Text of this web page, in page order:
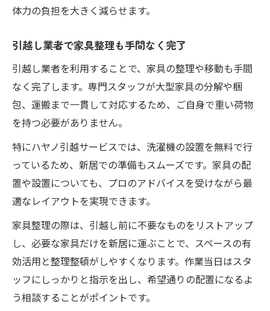
体力の負担を大きく減らせます。
引越し業者で家具整理も手間なく完了
引越し業者を利用することで、家具の整理や移動も手間
なく完了します。専門スタッフが大型家具の分解や梱
包、運搬まで一貫して対応するため、ご自身で重い荷物
を持つ必要がありません。
特にハヤノ引越サービスでは、洗濯機の設置を無料で行
っているため、新居での準備もスムーズです。家具の配
置や設置についても、プロのアドバイスを受けながら最
適なレイアウトを実現できます。
家具整理の際は、引越し前に不要なものをリストアップ
し、必要な家具だけを新居に運ぶことで、スペースの有
効活用と整理整頓がしやすくなります。作業当日はスタ
ッフにしっかりと指示を出し、希望通りの配置になるよ
う相談することがポイントです。